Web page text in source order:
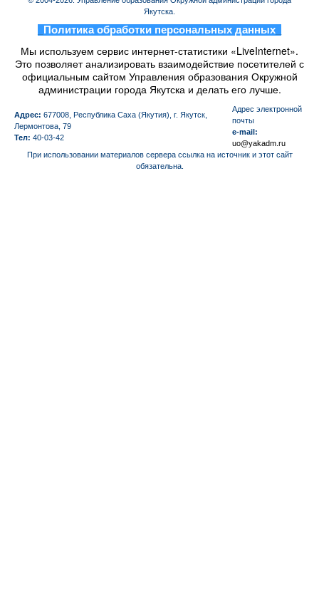
Якутска.
Политика обработки персональных данных
Мы используем сервис интернет-статистики «LiveInternet».
Это позволяет анализировать взаимодействие посетителей с
официальным сайтом Управления образования Окружной
администрации города Якутска и делать его лучше.
Адрес: 677008, Республика Саха (Якутия), г. Якутск,
Лермонтова, 79
Тел: 40-03-42
Aдрес электронной
почты
e-mail:
uo@yakadm.ru
При использовании материалов сервера ссылка на источник и этот сайт
обязательна.